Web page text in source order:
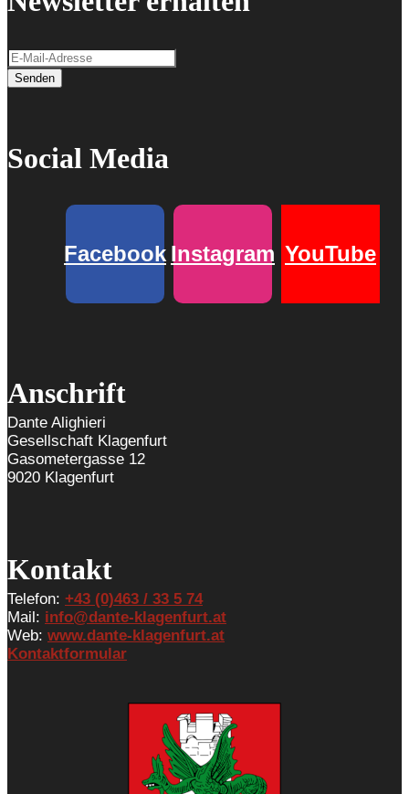
Senden
Social Media
Facebook Instagram YouTube
Anschrift
Dante Alighieri
Gesellschaft Klagenfurt
Gasometergasse 12
9020 Klagenfurt
Kontakt
Telefon: +43 (0)463 / 33 5 74
Mail: info@dante-klagenfurt.at
Web: www.dante-klagenfurt.at
Kontaktformular